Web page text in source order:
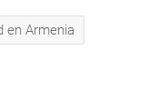
en Armenia